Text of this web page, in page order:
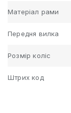
Матеріал рами
Передня вилка
Розмір коліс
Штрих код